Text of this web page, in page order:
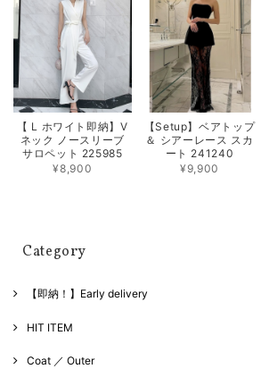
【 L ホワイト即納】V
ネック ノースリーブ
サロペット 225985
¥8,900
【Setup】ベアトップ
＆ シアーレース スカ
ート 241240
¥9,900
Category
【即納！】Early delivery
HIT ITEM
Coat ／ Outer